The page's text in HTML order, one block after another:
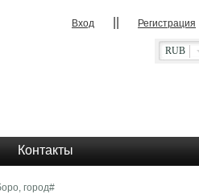
Вход Регистрация
RUB
Контакты
город#